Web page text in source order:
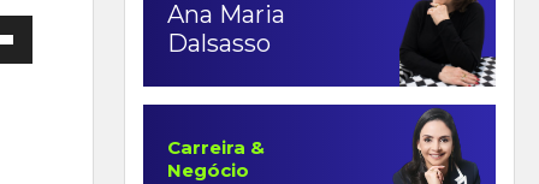
Ana Maria
Dalsasso
Carreira &
Negócio